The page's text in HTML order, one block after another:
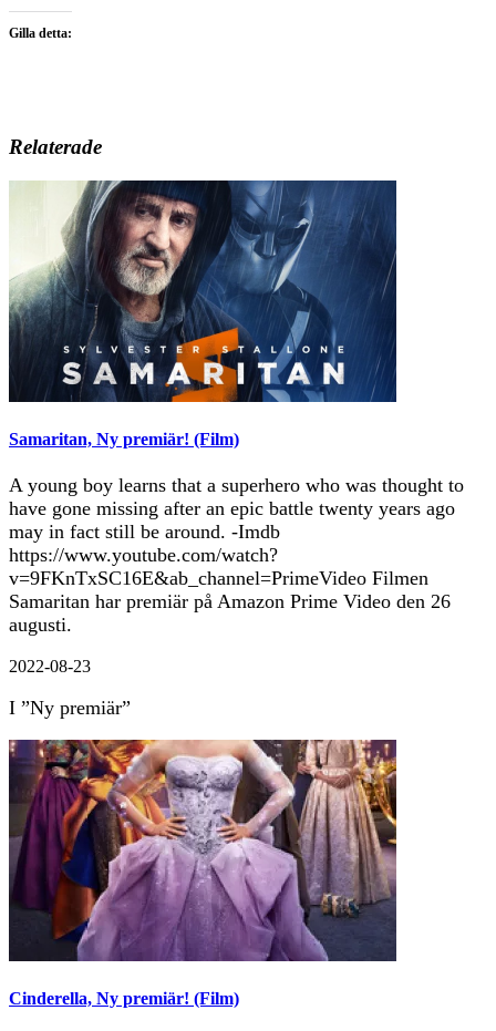
Gilla detta:
Relaterade
Samaritan, Ny premiär! (Film)
A young boy learns that a superhero who was thought to
have gone missing after an epic battle twenty years ago
may in fact still be around. -Imdb
https://www.youtube.com/watch?
v=9FKnTxSC16E&ab_channel=PrimeVideo Filmen
Samaritan har premiär på Amazon Prime Video den 26
augusti.
2022-08-23
I ”Ny premiär”
Cinderella, Ny premiär! (Film)